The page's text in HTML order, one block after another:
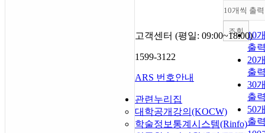
10개씩 출력
10
출
20
출
30
출
50
출
조회
고객센터 (평일: 09:00~18:00)
1599-3122
ARS 번호안내
관련누리집
대학공개강의(KOCW)
학술정보통계시스템(Rinfo)